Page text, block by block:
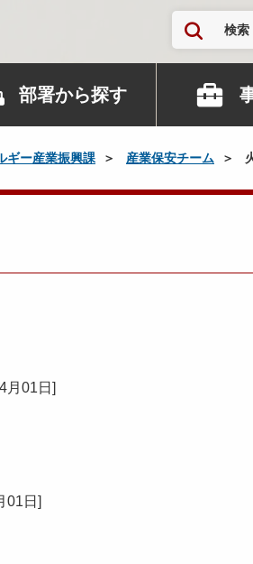
検索
部署から探す
ギー産業振興課 産業保安チーム
月01日 ]
01日 ]